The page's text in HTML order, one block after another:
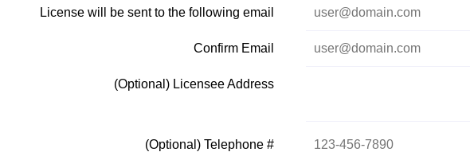
License will be sent to the following email
Confirm Email
(Optional) Licensee Address
(Optional) Telephone #